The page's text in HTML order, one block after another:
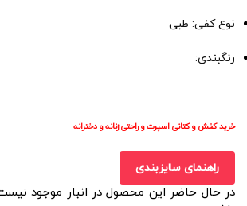
نوع کفی: طبی
رنگبندی:
خرید کفش و کتانی اسپرت و راحتی زنانه و دخترانه
راهنمای سایزبندی
در حال حاضر این محصول در انبار موجود